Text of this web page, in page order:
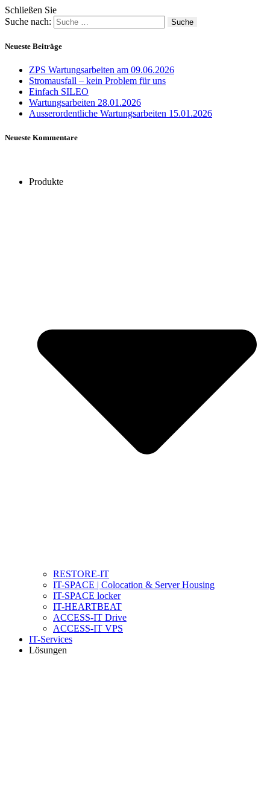
Schließen Sie
Suche nach:
Neueste Beiträge
ZPS Wartungsarbeiten am 09.06.2026
Stromausfall – kein Problem für uns
Einfach SILEO
Wartungsarbeiten 28.01.2026
Ausserordentliche Wartungsarbeiten 15.01.2026
Neueste Kommentare
Produkte
RESTORE-IT
IT-SPACE | Colocation & Server Housing
IT-SPACE locker
IT-HEARTBEAT
ACCESS-IT Drive
ACCESS-IT VPS
IT-Services
Lösungen